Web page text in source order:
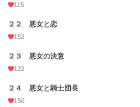
115
２２ 悪女と恋
152
２３ 悪女の決意
122
２４ 悪女と騎士団長
150